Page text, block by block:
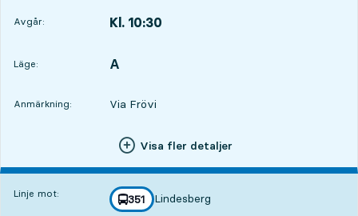
Avgår: Kl. 10:30
Läge:
LÄGE, A
,
Anmärkning: Via Frövi
Visa fler detaljer
Linje mot: linje
351
mot
Lindesberg
,